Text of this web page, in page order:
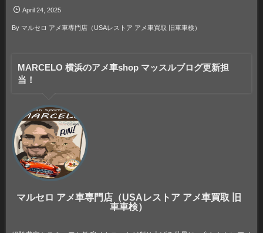
April 24,2025
By マルセロ アメ車専門店（USAレストア アメ車買取 旧車車検）
MARCELO 横浜のアメ車shop マッスルブログ更新担
当！
マルセロ アメ車専門店（USAレストア アメ車買取 旧
車車検）